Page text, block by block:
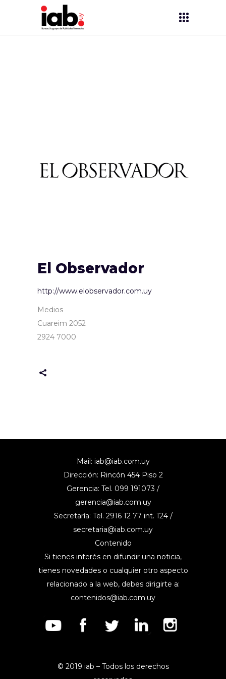
El Observador
http://www.elobservador.com.uy
Medios
Cuareim 2052
2924 7000
Mail: iab@iab.com.uy
Dirección: Rincón 454 Piso 2
Gerencia: Tel. 099 191073 /
gerencia@iab.com.uy
Secretaría: Tel. 2916 12 77 int. 124 /
secretaria@iab.com.uy
Contenido
Si tienes interés en difundir una noticia,
tienes novedades o cualquier otro aspecto
relacionado a la web, debes dirigirte a:
contenidos@iab.com.uy
© 2019 iab – Todos los derechos